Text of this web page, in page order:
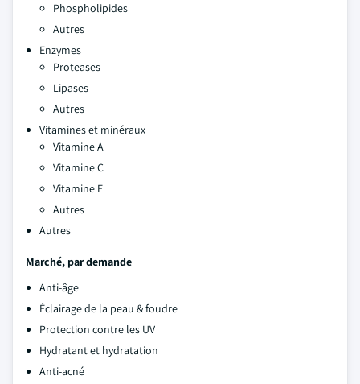
Phospholipides
Autres
Enzymes
Proteases
Lipases
Autres
Vitamines et minéraux
Vitamine A
Vitamine C
Vitamine E
Autres
Autres
Marché, par demande
Anti-âge
Éclairage de la peau & foudre
Protection contre les UV
Hydratant et hydratation
Anti-acné